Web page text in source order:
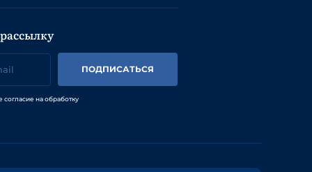
ПОДПИСАТЬСЯ
на обработку